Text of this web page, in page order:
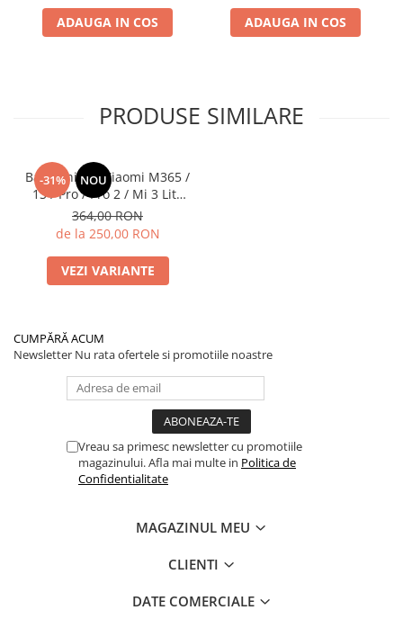
ADAUGA IN COS ADAUGA IN COS
PRODUSE SIMILARE
-31% NOU
Bara Ghidon Xiaomi M365 /
1S / Pro / Pro 2 / Mi 3 Lite
Originala
364,00 RON
de la 250,00 RON
VEZI VARIANTE
CUMPĂRĂ ACUM
Newsletter Nu rata ofertele si promotiile noastre
Vreau sa primesc newsletter cu promotiile
magazinului. Afla mai multe in Politica de
Confidentialitate
MAGAZINUL MEU
CLIENTI
DATE COMERCIALE